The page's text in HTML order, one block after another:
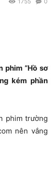
phim “Hồ sơ
kém phần
phim trường
nên vắng